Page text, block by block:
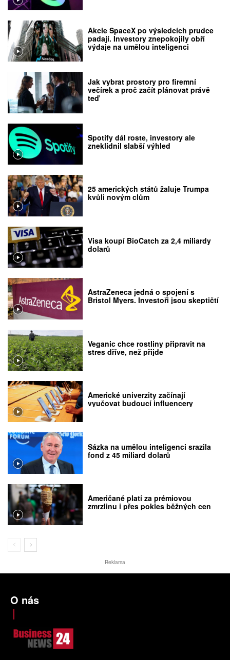
Akcie SpaceX po výsledcích prudce
padají. Investory znepokojily obří
výdaje na umělou inteligenci
Jak vybrat prostory pro firemní
večírek a proč začít plánovat právě
teď
Spotify dál roste, investory ale
zneklidnil slabší výhled
25 amerických států žaluje Trumpa
kvůli novým clům
Visa koupí BioCatch za 2,4 miliardy
dolarů
AstraZeneca jedná o spojení s
Bristol Myers. Investoři jsou skeptičtí
Veganic chce rostliny připravit na
stres dříve, než přijde
Americké univerzity začínají
vyučovat budoucí influencery
Sázka na umělou inteligenci srazila
fond z 45 miliard dolarů
Američané platí za prémiovou
zmrzlinu i přes pokles běžných cen
Reklama
O nás